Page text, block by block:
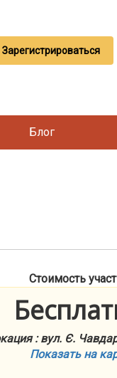
Зарегистрироваться
Блог
Стоимость
: вул. Є.
Показать на